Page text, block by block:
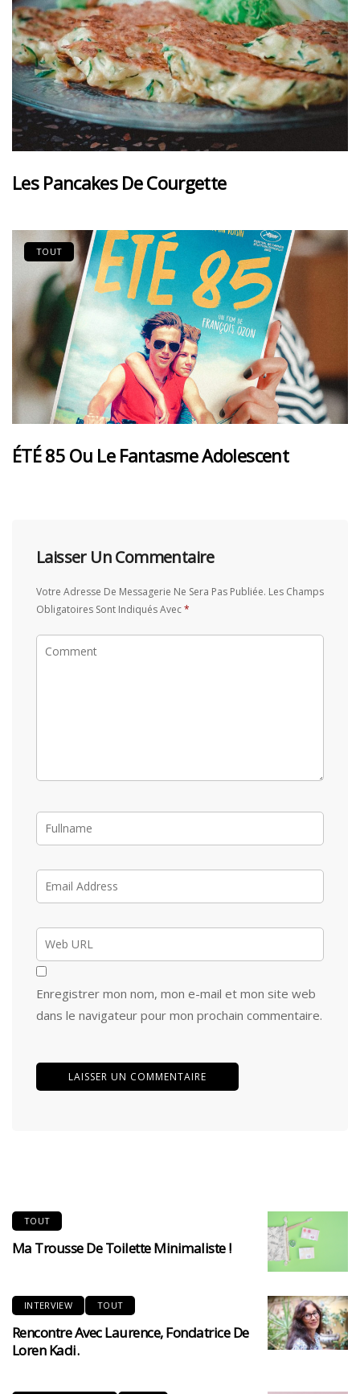
Les Pancakes De Courgette
TOUT
ÉTÉ 85 Ou Le Fantasme Adolescent
Laisser Un Commentaire
Votre Adresse De Messagerie Ne Sera Pas Publiée. Les Champs
Obligatoires Sont Indiqués Avec*
Enregistrer mon nom, mon e-mail et mon site web
dans le navigateur pour mon prochain commentaire.
TOUT
Ma Trousse De Toilette Minimaliste !
INTERVIEW TOUT
Rencontre Avec Laurence, Fondatrice De
Loren Kadi.